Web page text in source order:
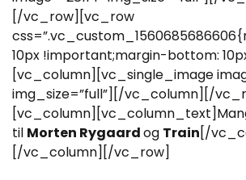
[/vc_row][vc_row
10px !important;margin-bottom:
[vc_column][vc_single_image
img_size=”full”][/vc_column][/
til Morten Rygaardog Train[/
[/vc_column][/vc_row]